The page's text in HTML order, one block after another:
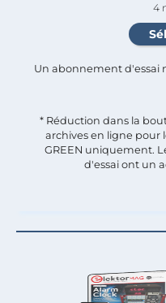
4
Un abonnement d'essai
* Réduction dans la
archives en ligne pour
GREEN uniquement.
d'essai ont un